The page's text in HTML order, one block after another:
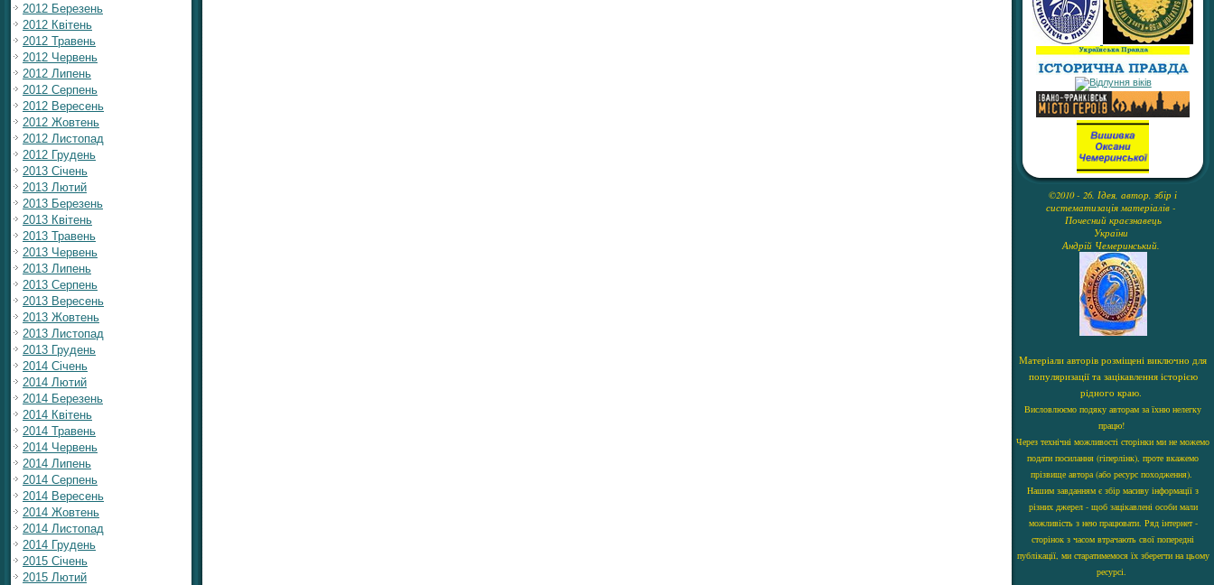
2012 Березень
2012 Квітень
2012 Травень
2012 Червень
2012 Липень
2012 Серпень
2012 Вересень
2012 Жовтень
2012 Листопад
2012 Грудень
2013 Січень
2013 Лютий
2013 Березень
2013 Квітень
2013 Травень
2013 Червень
2013 Липень
2013 Серпень
2013 Вересень
2013 Жовтень
2013 Листопад
2013 Грудень
2014 Січень
2014 Лютий
2014 Березень
2014 Квітень
2014 Травень
2014 Червень
2014 Липень
2014 Серпень
2014 Вересень
2014 Жовтень
2014 Листопад
2014 Грудень
2015 Січень
2015 Лютий
©2010 - 26. Ідея, автор, збір і
систематизація матеріалів -
Почесний краєзнавець
України
Андрій Чемеринський.
Матеріали авторів розміщені виключно для
популяризації та зацікавлення історією
рідного краю.
Висловлюємо подяку авторам за їхню нелегку
працю!
Через технічні можливості сторінки ми не можемо
подати посилання (гіперлінк), проте вкажемо
прізвище автора (або ресурс походження).
Нашим завданням є збір масиву інформації з
різних джерел - щоб зацікавлені особи мали
можливість з нею працювати. Ряд інтернет -
сторінок з часом втрачають свої попередні
публікації, ми старатимемося їх зберегти на цьому
ресурсі.